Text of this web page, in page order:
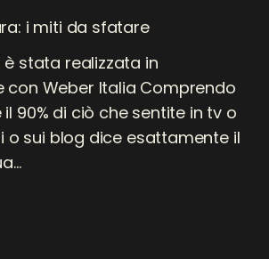
i miti da sfatare
stata realizzata in
con Weber Italia Comprendo
90% di ciò che sentite in tv o
o sui blog dice esattamente il